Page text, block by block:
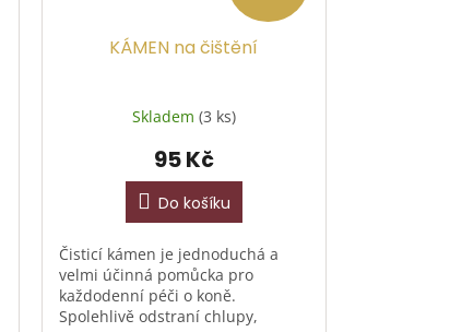
KÁMEN na čištění
Skladem (3 ks)
95 Kč
Do košíku
Čisticí kámen je jednoduchá a
velmi účinná pomůcka pro
každodenní péči o koně.
Spolehlivě odstraní chlupy,